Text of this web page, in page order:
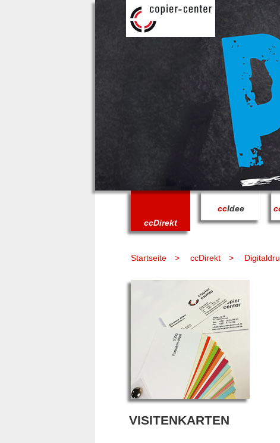
ccDirekt
ccIdee
Startseite ccDirekt
VISITENKARTEN